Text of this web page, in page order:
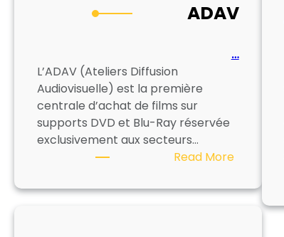
ADAV
…
L’ADAV (Ateliers Diffusion
Audiovisuelle) est la première
centrale d’achat de films sur
supports DVD et Blu-Ray réservée
exclusivement aux secteurs…
Read More: